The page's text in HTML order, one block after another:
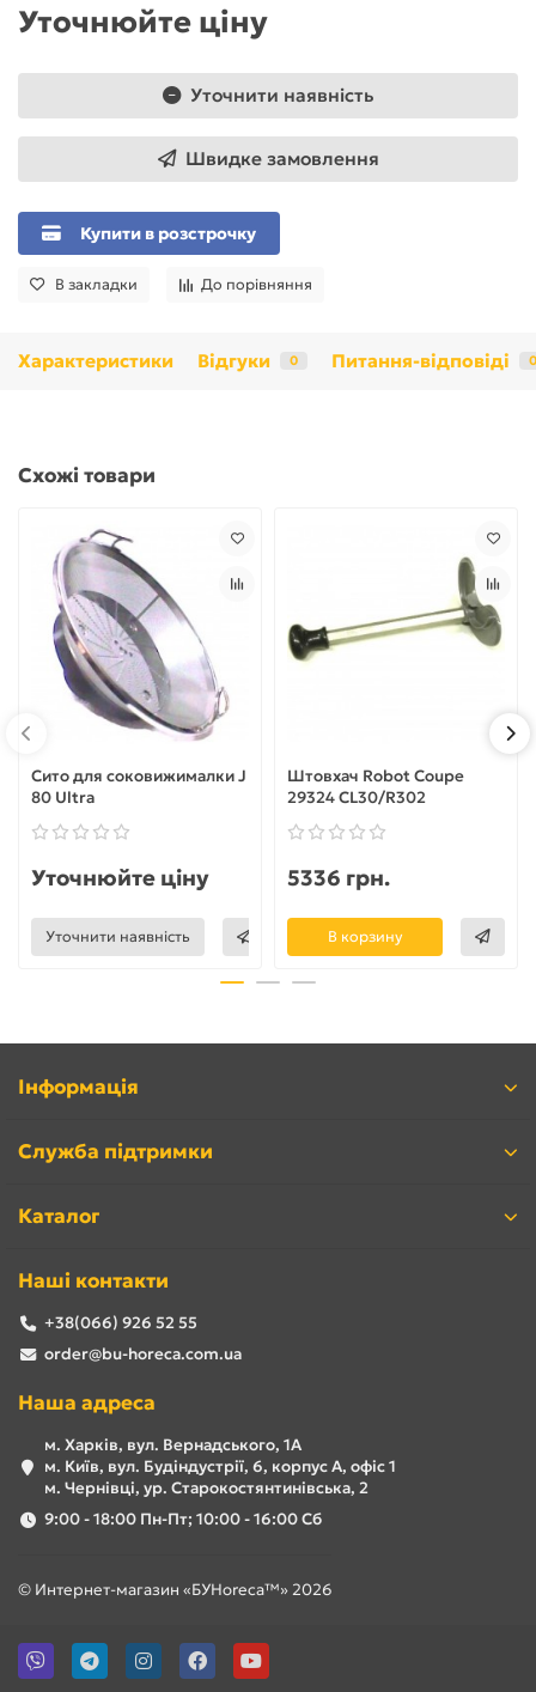
Уточнюйте ціну
Уточнити наявність
Швидке замовлення
Купити в розстрочку
В закладки До порівняння
Характеристики Відгуки 0 Питання-відповіді 0
Схожі товари
Сито для соковижималки J
80 Ultra
Уточнюйте ціну
Уточнити наявність
Штовхач Robot Coupe
29324 CL30/R302
5336 грн.
В корзину
Інформація
Служба підтримки
Каталог
Наші контакти
+38(066) 926 52 55
order@bu-horeca.com.ua
Наша адреса
м. Харків, вул. Вернадського, 1А
м. Київ, вул. Будіндустрії, 6, корпус А, офіс 1
м. Чернівці, ур. Старокостянтинівська, 2
9:00 - 18:00 Пн-Пт; 10:00 - 16:00 Сб
© Интернет-магазин «БУHoreca™» 2026